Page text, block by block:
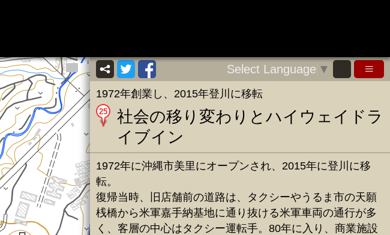
Select Language ▼
1972年創業し、2015年登川に移転
25
社会の移り変わりとハイウェイドラ
イブイン
1972年に沖縄市美里にオープンされ、2015年に登川に移
転。
復帰当時、旧店舗前の道路は、タクシーやうるま市の天願
桟橋から米軍嘉手納基地に通り抜ける米軍車両の通行が多
く、客層の中心はタクシー運転手。80年に入り、商業施設